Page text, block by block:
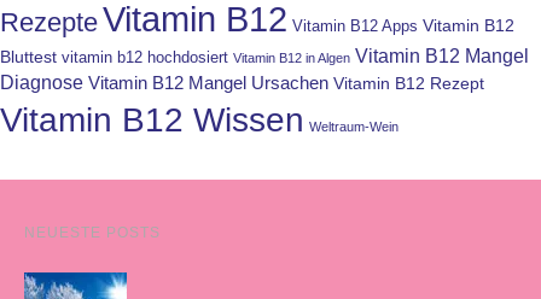
RezepteVitamin B12 Vitamin B12 Apps Vitamin B12
Bluttest vitamin b12 hochdosiert Vitamin B12 in Algen Vitamin B12 Mangel
Diagnose Vitamin B12 Mangel Ursachen Vitamin B12 Rezept
Vitamin B12 Wissen Weltraum-Wein
NEUESTE POSTS